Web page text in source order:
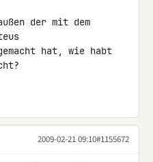
der mit dem
hat, wie habt
2009-02-21 09:10#1155672